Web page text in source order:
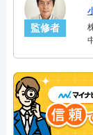
監修者